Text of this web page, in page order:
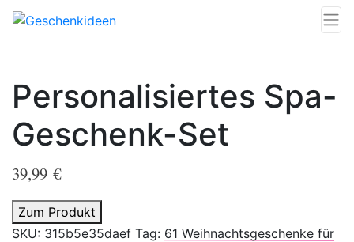
Personalisiertes Spa-
Geschenk-Set
39,99 €
Zum Produkt
SKU: 315b5e35daef Tag: 61 Weihnachtsgeschenke für